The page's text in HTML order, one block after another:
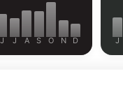
J J A S O N D J